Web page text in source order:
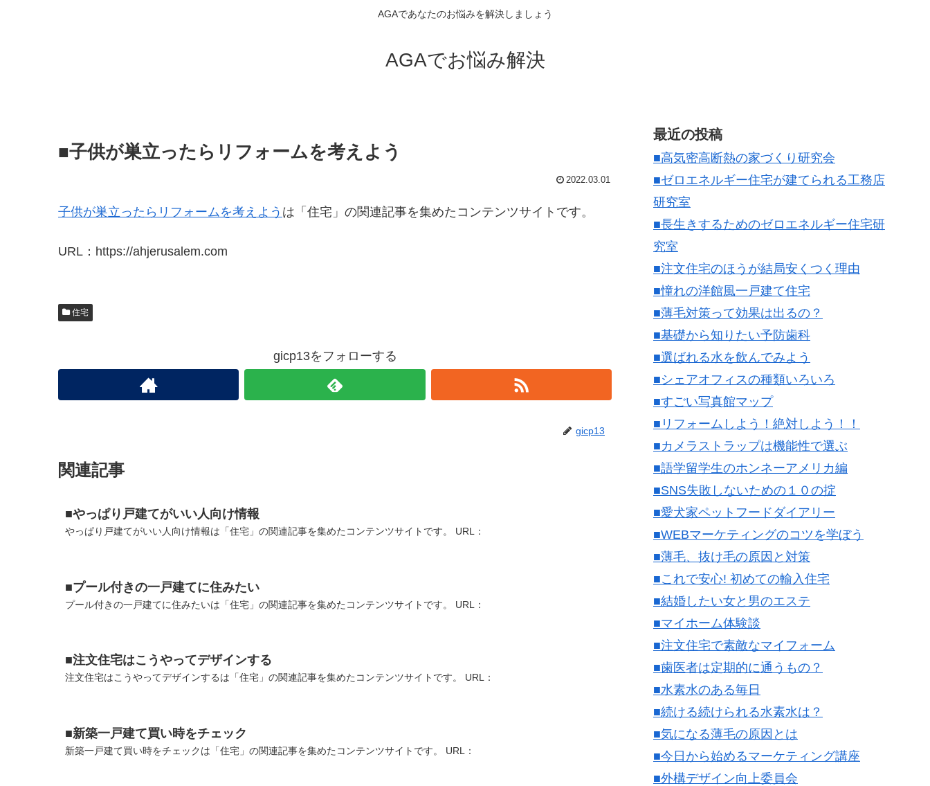
AGAであなたのお悩みを解決しましょう
AGAでお悩み解決
■子供が巣立ったらリフォームを考えよう
2022.03.01
子供が巣立ったらリフォームを考えよう は「住宅」の関連記事を集めたコンテンツサイトです。
URL：https://ahjerusalem.com
住宅
gicp13をフォローする
gicp13
関連記事
■やっぱり戸建てがいい人向け情報
やっぱり戸建てがいい人向け情報は「住宅」の関連記事を集めたコンテンツサイトです。 URL：
■プール付きの一戸建てに住みたい
プール付きの一戸建てに住みたいは「住宅」の関連記事を集めたコンテンツサイトです。 URL：
■注文住宅はこうやってデザインする
注文住宅はこうやってデザインするは「住宅」の関連記事を集めたコンテンツサイトです。 URL：
■新築一戸建て買い時をチェック
新築一戸建て買い時をチェックは「住宅」の関連記事を集めたコンテンツサイトです。 URL：
最近の投稿
■高気密高断熱の家づくり研究会
■ゼロエネルギー住宅が建てられる工務店
研究室
■長生きするためのゼロエネルギー住宅研
究室
■注文住宅のほうが結局安くつく理由
■憧れの洋館風一戸建て住宅
■薄毛対策って効果は出るの？
■基礎から知りたい予防歯科
■選ばれる水を飲んでみよう
■シェアオフィスの種類いろいろ
■すごい写真館マップ
■リフォームしよう！絶対しよう！！
■カメラストラップは機能性で選ぶ
■語学留学生のホンネーアメリカ編
■SNS失敗しないための１０の掟
■愛犬家ペットフードダイアリー
■WEBマーケティングのコツを学ぼう
■薄毛、抜け毛の原因と対策
■これで安心! 初めての輸入住宅
■結婚したい女と男のエステ
■マイホーム体験談
■注文住宅で素敵なマイフォーム
■歯医者は定期的に通うもの？
■水素水のある毎日
■続ける続けられる水素水は？
■気になる薄毛の原因とは
■今日から始めるマーケティング講座
■外構デザイン向上委員会